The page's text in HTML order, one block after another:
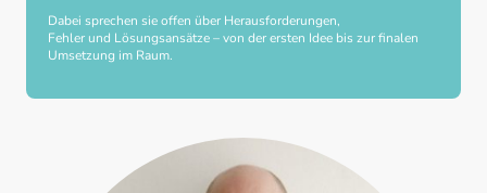
Dabei sprechen sie offen über Herausforderungen,
Fehler und Lösungsansätze – von der ersten Idee bis zur finalen
Umsetzung im Raum.